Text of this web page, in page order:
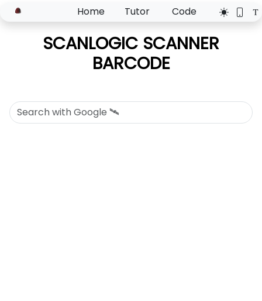
Home Tutor Code
SCANLOGIC SCANNER
BARCODE